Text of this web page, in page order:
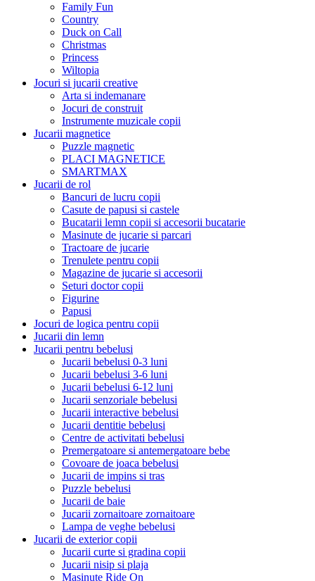
Family Fun
Country
Duck on Call
Christmas
Princess
Wiltopia
Jocuri si jucarii creative
Arta si indemanare
Jocuri de construit
Instrumente muzicale copii
Jucarii magnetice
Puzzle magnetic
PLACI MAGNETICE
SMARTMAX
Jucarii de rol
Bancuri de lucru copii
Casute de papusi si castele
Bucatarii lemn copii si accesorii bucatarie
Masinute de jucarie si parcari
Tractoare de jucarie
Trenulete pentru copii
Magazine de jucarie si accesorii
Seturi doctor copii
Figurine
Papusi
Jocuri de logica pentru copii
Jucarii din lemn
Jucarii pentru bebelusi
Jucarii bebelusi 0-3 luni
Jucarii bebelusi 3-6 luni
Jucarii bebelusi 6-12 luni
Jucarii senzoriale bebelusi
Jucarii interactive bebelusi
Jucarii dentitie bebelusi
Centre de activitati bebelusi
Premergatoare si antemergatoare bebe
Covoare de joaca bebelusi
Jucarii de impins si tras
Puzzle bebelusi
Jucarii de baie
Jucarii zornaitoare zornaitoare
Lampa de veghe bebelusi
Jucarii de exterior copii
Jucarii curte si gradina copii
Jucarii nisip si plaja
Masinute Ride On